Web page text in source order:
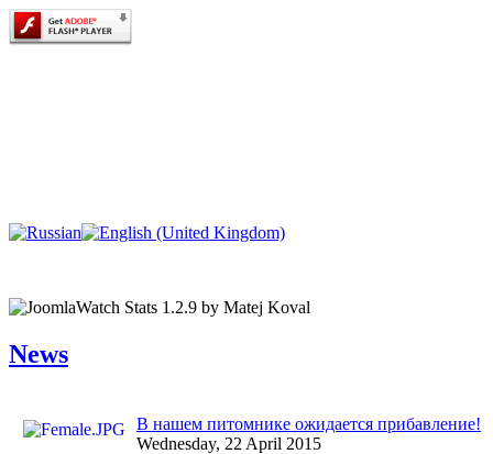
News
В нашем питомнике ожидается прибавление!
Wednesday, 22 April 2015